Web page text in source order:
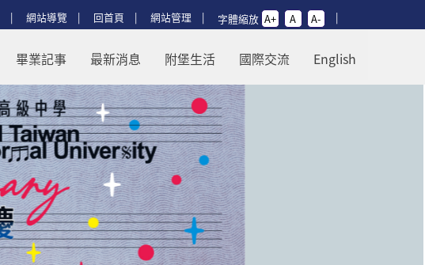
網站導覽
回首頁 網站管理 字體縮放 A+ A A-
技創新競賽】，成績優異，榮獲「特優
畢業記事 最新消息 附堡生活 國際交流 English